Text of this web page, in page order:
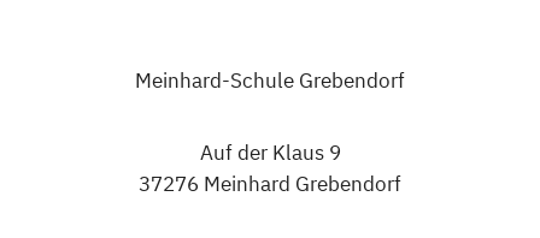
Meinhard-Schule Grebendorf
Auf der Klaus 9
37276 Meinhard Grebendorf